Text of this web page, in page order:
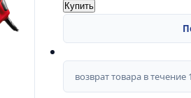
Купить
возврат товара в течение